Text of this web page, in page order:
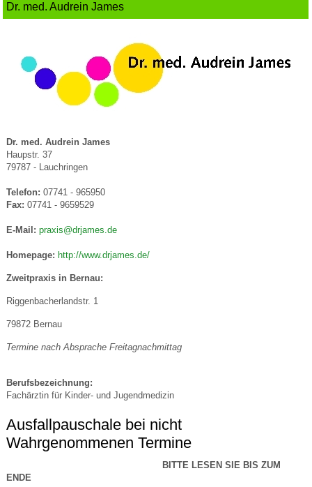
Dr. med. Audrein James
Dr. med. Audrein James
Haupstr. 37
79787 - Lauchringen
Telefon: 07741 - 965950
Fax: 07741 - 9659529
E-Mail: praxis@drjames.de
Homepage: http://www.drjames.de/
Zweitpraxis in Bernau:
Riggenbacherlandstr. 1
79872 Bernau
Termine nach Absprache Freitagnachmittag
Berufsbezeichnung:
Fachärztin für Kinder- und Jugendmedizin
Ausfallpauschale bei nicht
Wahrgenommenen Termine
BITTE LESEN SIE BIS ZUM
ENDE